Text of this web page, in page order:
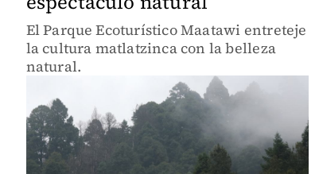
El Parque Ecoturístico Maatawi entreteje
la cultura matlatzinca con la belleza
natural.